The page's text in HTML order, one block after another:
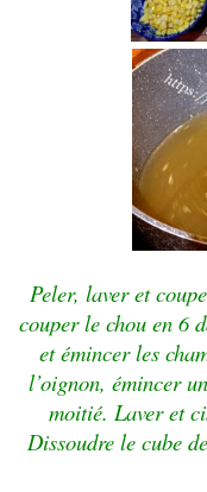
Peler, laver et
couper le chou en 6
et émincer les
l’oignon, émincer
moitié. Laver et
Dissoudre le cube